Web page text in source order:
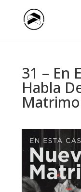
31 – En
Habla